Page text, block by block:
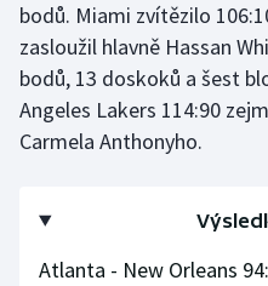
Volejbal
Ostatní
bodů. Miami zvítězilo
zasloužil hlavně Hassan
bodů, 13 doskoků a šest
Angeles Lakers 114:90
Carmela Anthonyho.
Atlanta - New Orleans